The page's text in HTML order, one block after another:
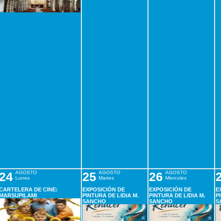
AGOSTO
Lunes
DE CINE:
25 AGOSTO
Martes
EXPOSICIÓN DE
PINTURA DE LIDIA M.
SANCHO
26 AGOSTO
Miercoles
EXPOSICIÓN DE
PINTURA DE LIDIA M.
SANCHO